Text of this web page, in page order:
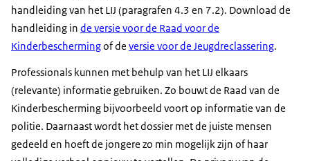
handleiding van het LIJ (paragrafen 4.3 en 7.2). Download de
handleiding in de versie voor de Raad voor de
Kinderbeschermingof de versie voor de Jeugdreclassering.
Professionals kunnen met behulp van het LIJ elkaars
(relevante) informatie gebruiken. Zo bouwt de Raad van de
Kinderbescherming bijvoorbeeld voort op informatie van de
politie. Daarnaast wordt het dossier met de juiste mensen
gedeeld en hoeft de jongere zo min mogelijk zijn of haar